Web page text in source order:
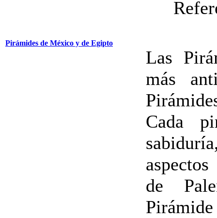
Pirámides de México y de Egipto
Las
más
Cada
de